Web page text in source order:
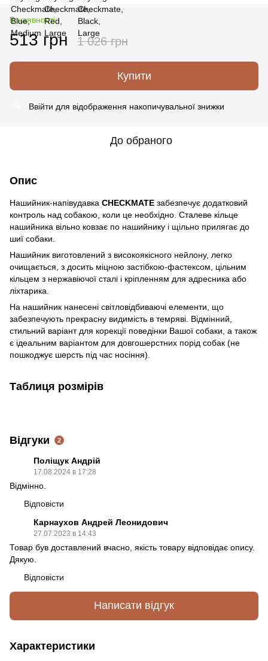
В наявності
513 грн 1 026 грн
Купити
Ввійти для відображення накопичувальної знижки
До обраного
Опис
Нашийник-напівудавка CHECKMATE забезпечує додатковий
контроль над собакою, коли це необхідно. Сталеве кільце
нашийника вільно ковзає по нашийнику і щільно прилягає до
шиї собаки.
Нашийник виготовлений з високоякісного нейлону, легко
очищається, з досить міцною застібкою-фастексом, цільним
кільцем з нержавіючої сталі і кріпленням для адресника або
ліхтарика.
На нашийник нанесені світловідбиваючі елементи, що
забезпечують прекрасну видимість в темряві. Відмінний,
стильний варіант для корекції поведінки Вашої собаки, а також
є ідеальним варіантом для довгошерстних порід собак (не
пошкоджує шерсть під час носіння).
Таблиця розмірів
Відгуки 2
Поліщук Андрій
17.08.2024 в 17:28
Відмінно.
Відповісти
Карнаухов Андрей Леонидович
27.07.2023 в 14:43
Товар був доставлений вчасно, якість товару відповідає опису.
Дякую.
Відповісти
Написати відгук
Характеристики